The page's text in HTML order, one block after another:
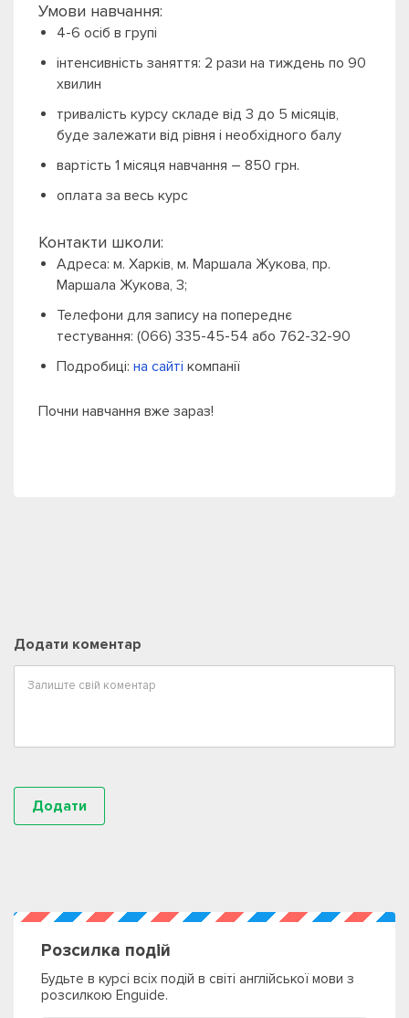
Умови навчання:
4-6 осіб в групі
інтенсивність заняття: 2 рази на тиждень по 90
хвилин
тривалість курсу складе від 3 до 5 місяців,
буде залежати від рівня і необхідного балу
вартість 1 місяця навчання – 850 грн.
оплата за весь курс
Контакти школи:
Адреса: м. Харків, м. Маршала Жукова, пр.
Маршала Жукова, 3;
Телефони для запису на попереднє
тестування: (066) 335-45-54 або 762-32-90
Подробиці: на сайті компанії
Почни навчання вже зараз!
Додати коментар
Розсилка подій
Будьте в курсі всіх подій в світі англійської мови з
розсилкою Enguide.